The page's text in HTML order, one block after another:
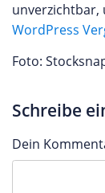
unverzichtbar,
WordPress
Foto:
Schreibe
Dein